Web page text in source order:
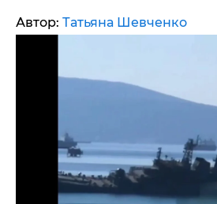
Автор: Татьяна Шевченко